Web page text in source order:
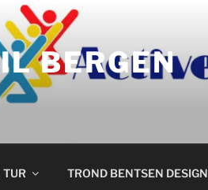
BERGEN
TUR TROND BENTSEN DESIGN